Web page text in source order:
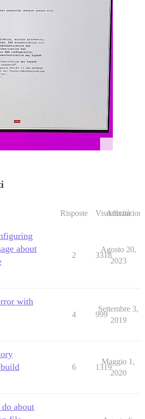
Risposte Visualizzazioni
Attività
about
2 3318
Agosto 20,
2023
with
4 999
Settembre 3,
2019
6 1319
Maggio 1,
2020
about